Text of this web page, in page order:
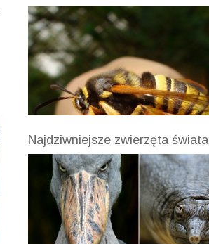
Najdziwniejsze zwierzęta świata